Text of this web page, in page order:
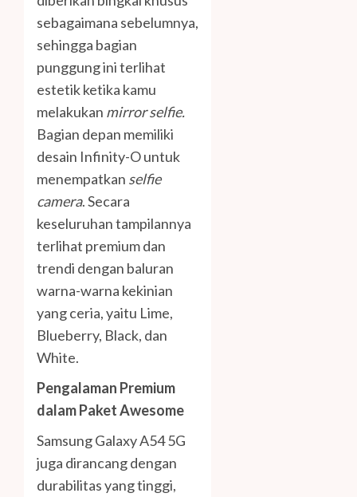
sebagaimana sebelumnya,
sehingga bagian
punggung ini terlihat
estetik ketika kamu
melakukan mirror selfie.
Bagian depan memiliki
desain Infinity-O untuk
menempatkan selfie
camera. Secara
keseluruhan tampilannya
terlihat premium dan
trendi dengan baluran
warna-warna kekinian
yang ceria, yaitu Lime,
Blueberry, Black, dan
White.
Pengalaman Premium
dalam PaketAwesome
Samsung Galaxy A54 5G
juga dirancang dengan
durabilitas yang tinggi,